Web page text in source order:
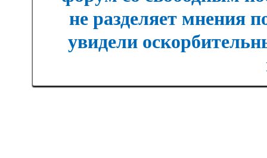
не разделяет мнения
увидели